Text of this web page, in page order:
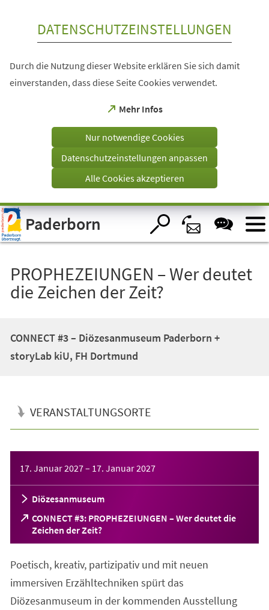
Visuelle
Assistenzsoftware
öffnen.
DATENSCHUTZEINSTELLUNGEN
Durch die Nutzung dieser Website erklären Sie sich damit
einverstanden, dass diese Seite Cookies verwendet.
Mehr Infos
(Öffnet
einem
Tab)
Nur notwendige Cookies
Datenschutzeinstellungen anpassen
Alle Cookies akzeptieren
Paderborn
PROPHEZEIUNGEN – Wer deutet
die Zeichen der Zeit?
CONNECT #3 – Diözesanmuseum Paderborn +
storyLab kiU, FH Dortmund
VERANSTALTUNGSORTE
17. Januar 2027– 17. Januar 2027
Diözesanmuseum
CONNECT #3: PROPHEZEIUNGEN – Wer deutet die
Zeichen der Zeit?
(Öffnet
in
neuen
Poetisch, kreativ, partizipativ und mit neuen
immersiven Erzähltechniken spürt das
Diözesanmuseum in der kommenden Ausstellung